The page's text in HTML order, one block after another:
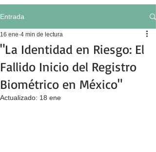
Entrada
"La Identidad en Riesgo: El
Fallido Inicio del Registro
Biométrico en México"
16 ene 4 min de lectura
Actualizado: 18 ene